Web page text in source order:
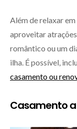
Além de relaxar
aproveitar
romântico ou um
ilha. É possível,
casamento ou
Casamento